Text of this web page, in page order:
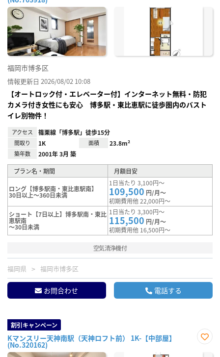
に入
福岡市博多区
情報更新日 2026/08/02 10:08
【オートロック付・エレベーター付】インターネット無料・防犯
カメラ付き女性にも安心 博多駅・東比恵駅に徒歩圏内のバスト
イレ別物件！
アクセス 篠栗線「博多駅」徒歩15分
間取り 1K 面積 23.8m²
築年数 2001年 3月 築
プラン名・期間 月額目安
ロング【博多駅南・東比恵駅南】
30日以上～360日未満
1日当たり 3,100円～
109,500 円/月～
初期費用他 22,000円～
ショート【7日以上】博多駅南・東比
恵駅南
～30日未満
1日当たり 3,300円～
115,500 円/月～
初期費用他 16,500円～
空気清浄機付
福岡県 福岡市博多区
お問合わせ 電話する
割引キャンペーン
Kマンスリー天神南駅（天神ロフト前） 1K-【中部屋】
(No.320162)
に入